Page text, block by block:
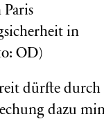
in
OD)
dürfte
dazu